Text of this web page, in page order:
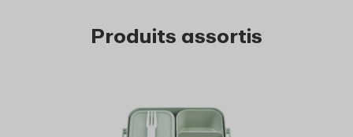
Produits assortis